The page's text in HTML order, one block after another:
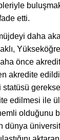
etti.
daha
önce
akredite
statüsü
edilmesi ile
olduğunu
dünya